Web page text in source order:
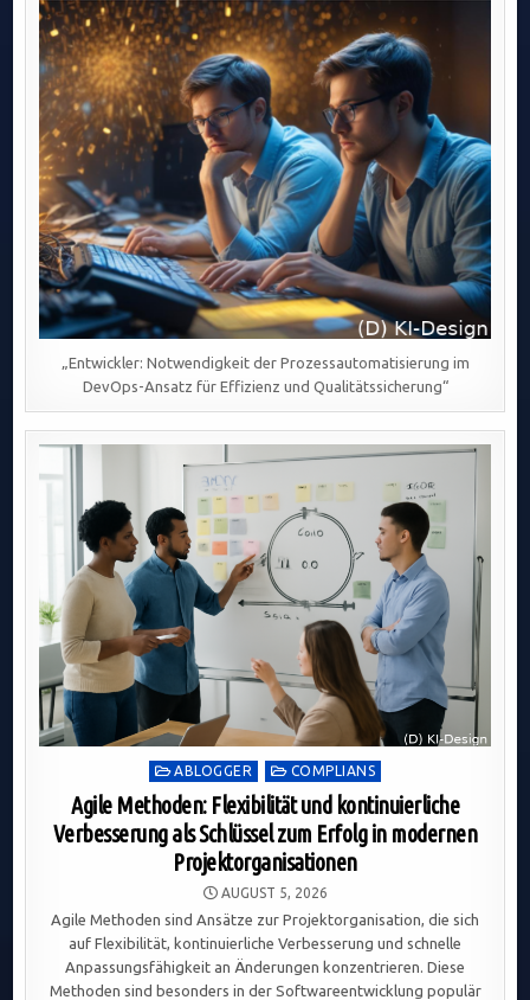
„Entwickler: Notwendigkeit der Prozessautomatisierung im
DevOps-Ansatz für Effizienz und Qualitätssicherung“
Posted
in
ABLOGGER COMPLIANS
Agile Methoden: Flexibilität und kontinuierliche
Verbesserung als Schlüssel zum Erfolg in modernen
Projektorganisationen
AUGUST 5, 2026
Agile Methoden sind Ansätze zur Projektorganisation, die sich
auf Flexibilität, kontinuierliche Verbesserung und schnelle
Anpassungsfähigkeit an Änderungen konzentrieren. Diese
Methoden sind besonders in der Softwareentwicklung populär